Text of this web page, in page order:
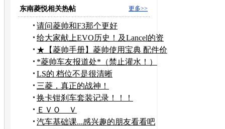
供应
更多>>
东南菱悦相关热帖
请问菱帅和F3那个更好
给大家献上EVO历史！及Lancel的资
料/历史！
★【菱帅手册】菱帅使用宝典 配件价
格参考★
*菱帅车友报道处*（禁止灌水！）
LS的 档位不是很清晰
三菱，真正的战神！
换卡钳刹车套装记录！！！
ＥＶＯ Ｖ
汽车基础课...感兴趣的朋友看看吧